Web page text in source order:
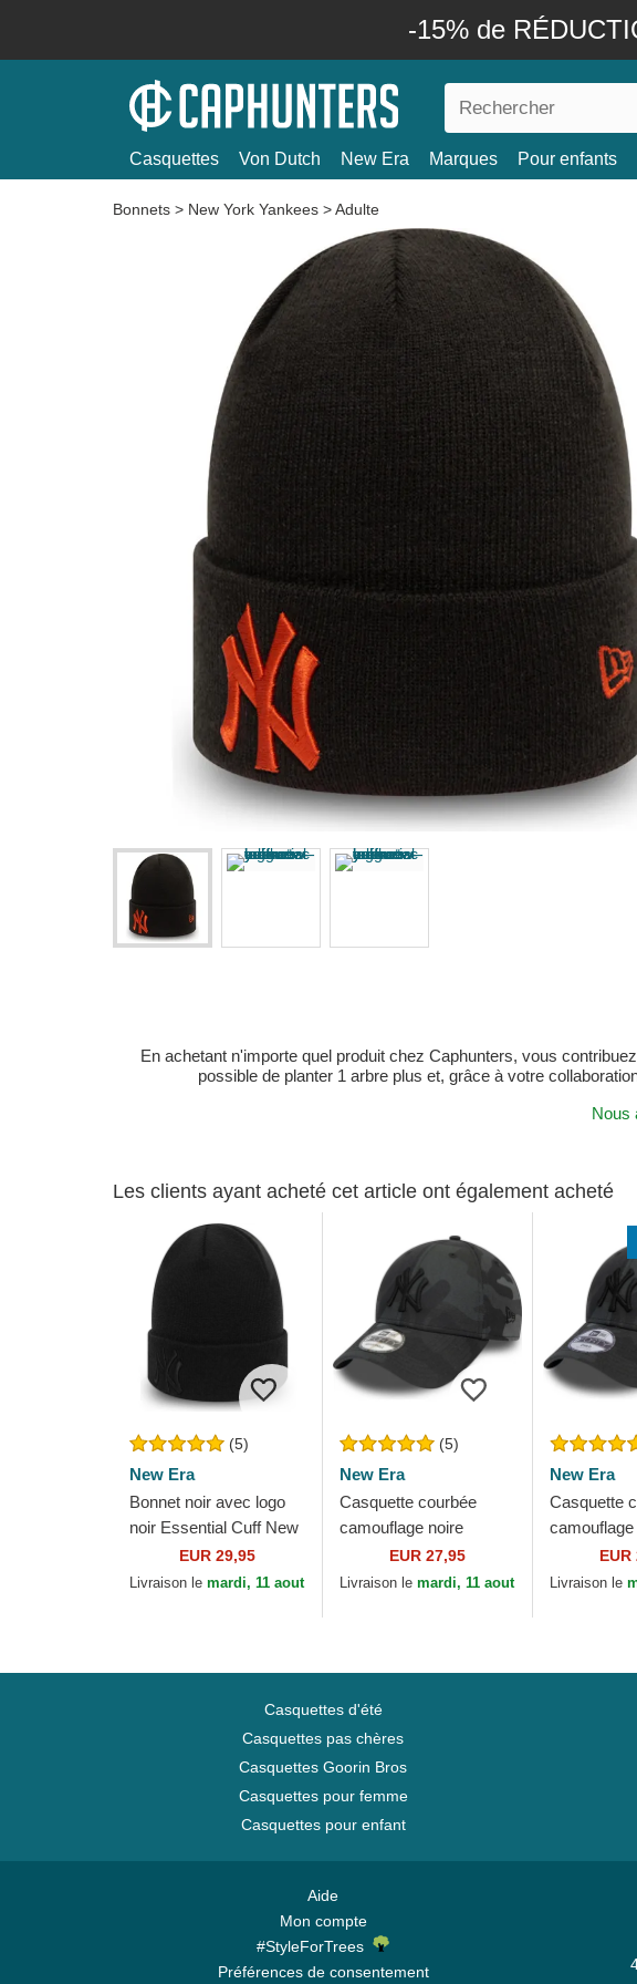
-15% de
Casquettes Von Dutch New Era Marques Pour enfants
Bonnets > New York Yankees >Adulte
En achetant n'importe quel produit chez Caphunters, vous
possible de planter 1 arbre plus et, grâce à votre
Nous
Les clients ayant acheté cet article ont également acheté
(5)
New Era
Bonnet noir avec logo
noir Essential Cuff New
York Yankees MLB
New Era
EUR 29,95
Livraison lemardi, 11 aout
(5)
New Era
Casquette courbée
camouflage noire
ajustable avec logo noir
9FORTY League
EUR 27,95
Livraison lemardi, 11 aout
New Era
Casquette
camouflage
ajustable
avec logo
EUR
Livraison le
Casquettes d'été
Casquettes pas chères
Casquettes Goorin Bros
Casquettes pour femme
Casquettes pour enfant
Aide
Mon compte
#StyleForTrees
Préférences de consentement